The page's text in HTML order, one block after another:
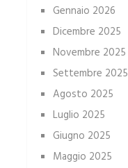
Gennaio 2026
Dicembre 2025
Novembre 2025
Settembre 2025
Agosto 2025
Luglio 2025
Giugno 2025
Maggio 2025